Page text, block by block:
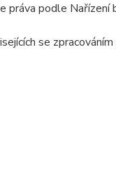
práva podle
se